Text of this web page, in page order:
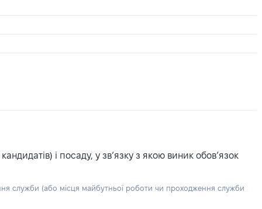
і посаду, у зв’язку з якою виник обов’язок
служби (або місця майбутньої роботи чи проходження служби